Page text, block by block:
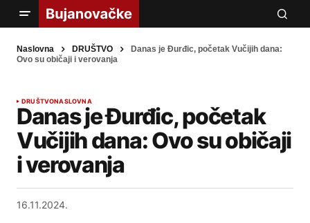
Naslovna DRUŠTVO
Danas je Đurđic, početak Vučijih dana:
Ovo su običaji i verovanja
DRUŠTVONASLOVNA
Danas je Đurđic, početak
Vučijih dana: Ovo su običaji
i verovanja
16.11.2024.